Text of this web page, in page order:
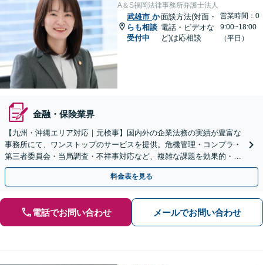
A＆S福岡法律事務所弁護士法人
武雄市 か
らも相談
受付中
面談方法(対面・
電話・ビデオな
ど)は応相談
営業時間：0
9:00~18:00
（平日）
金融・保険業界
【九州・沖縄エリア対応｜元検事】国内外の企業法務の実績が豊富な
事務所にて、ワンストップのサービスを提供。危機管理・コンプラ・
第三者委員会・当局調査・不祥事対応など、複雑な課題を効果的・効
率的に解決へ。セカンドオピニオン可【休日・夜間相談可】
料金表を見る
電話でお問い合わせ メールでお問い合わせ